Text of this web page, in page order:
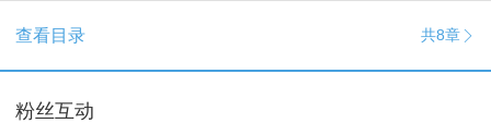
查看目录 共8章 
粉丝互动